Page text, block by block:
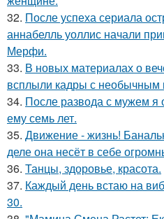
32. После успеха сериала
аннабелль уоллис начали
Мерфи.
33. В новых материалах о
всплыли кадры с
34. После развода с мужем
ему семь лет.
35. Движение - жизнь!
деле она несёт в себе
36. Танцы, здоровье, красота.
37. Каждый день встаю на
30.